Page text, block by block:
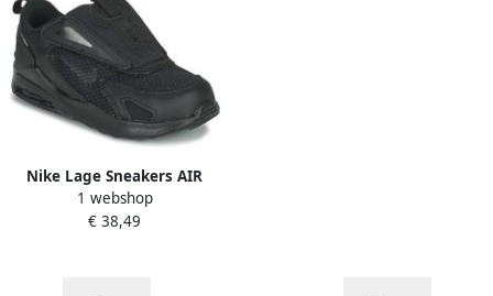
Nike Lage Sneakers AIR
MAX BOLT TD
1 webshop
€ 38,49